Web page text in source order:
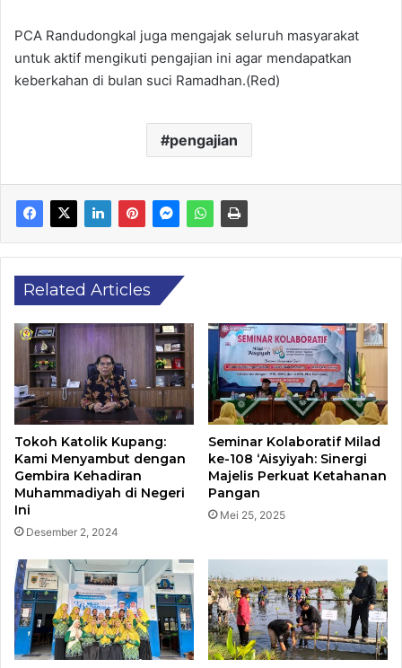
PCA Randudongkal juga mengajak seluruh masyarakat
untuk aktif mengikuti pengajian ini agar mendapatkan
keberkahan di bulan suci Ramadhan.(Red)
pengajian
Related Articles
Tokoh Katolik Kupang:
Kami Menyambut dengan
Gembira Kehadiran
Muhammadiyah di Negeri
Ini
Desember 2, 2024
Seminar Kolaboratif Milad
ke-108 ‘Aisyiyah: Sinergi
Majelis Perkuat Ketahanan
Pangan
Mei 25, 2025